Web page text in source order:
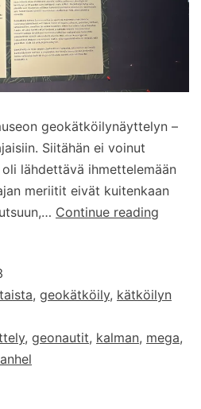
geokätköilynäyttelyn –
Siitähän ei voinut
lähdettävä ihmettelemään
meriitit eivät kuitenkaan
Continue reading
ja
, geokätköily, kätköilyn
, geonautit, kalman, mega,